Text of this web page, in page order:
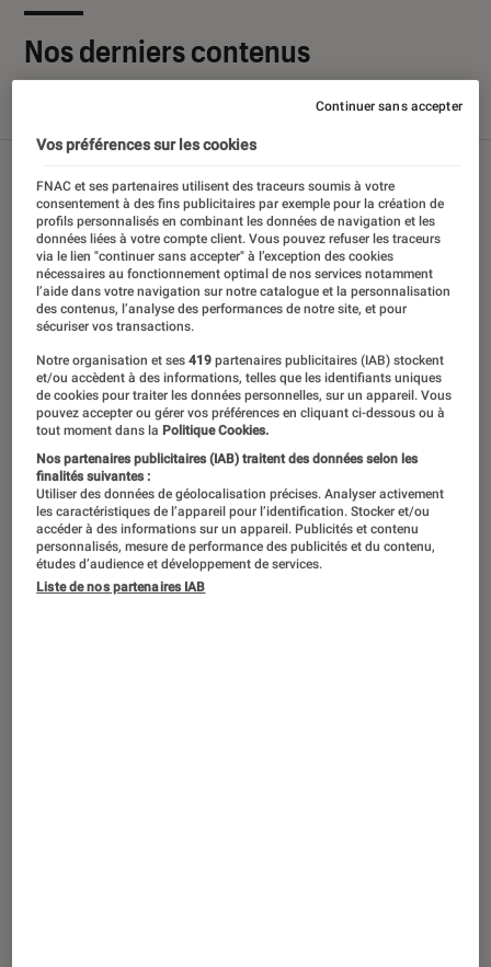
Nos derniers contenus
Sélections et guides Tests
Vos préférences sur les cookies
FNAC et ses partenaires utilisent des traceurs soumis à votre
consentement à des fins publicitaires par exemple pour la création de
profils personnalisés en combinant les données de navigation et les
données liées à votre compte client. Vous pouvez refuser les traceurs
via le lien "continuer sans accepter" à l’exception des cookies
nécessaires au fonctionnement optimal de nos services notamment
l’aide dans votre navigation sur notre catalogue et la personnalisation
des contenus, l’analyse des performances de notre site, et pour
sécuriser vos transactions.
Notre organisation et ses419 partenaires publicitaires (IAB) stockent
et/ou accèdent à des informations, telles que les identifiants uniques
de cookies pour traiter les données personnelles, sur un appareil. Vous
pouvez accepter ou gérer vos préférences en cliquant ci-dessous ou à
tout moment dans la Politique Cookies.
Nos partenaires publicitaires (IAB) traitent des données selon les
finalités suivantes :
Utiliser des données de géolocalisation précises. Analyser activement
les caractéristiques de l’appareil pour l’identification. Stocker et/ou
accéder à des informations sur un appareil. Publicités et contenu
personnalisés, mesure de performance des publicités et du contenu,
études d’audience et développement de services.
Liste de nos partenaires IAB
Continuer sans accepter